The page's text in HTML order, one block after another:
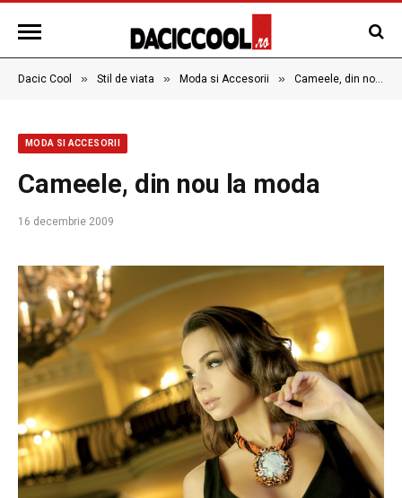
Dacic Cool » Stil de viata » Moda si Accesorii » Cameele, din nou la moda
MODA SI ACCESORII
Cameele, din nou la moda
16 decembrie 2009